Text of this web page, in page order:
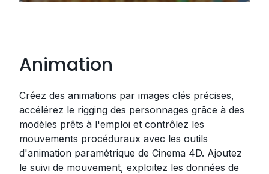
Animation
Créez des animations par images clés précises,
accélérez le rigging des personnages grâce à des
modèles prêts à l'emploi et contrôlez les
mouvements procéduraux avec les outils
d'animation paramétrique de Cinema 4D. Ajoutez
le suivi de mouvement, exploitez les données de